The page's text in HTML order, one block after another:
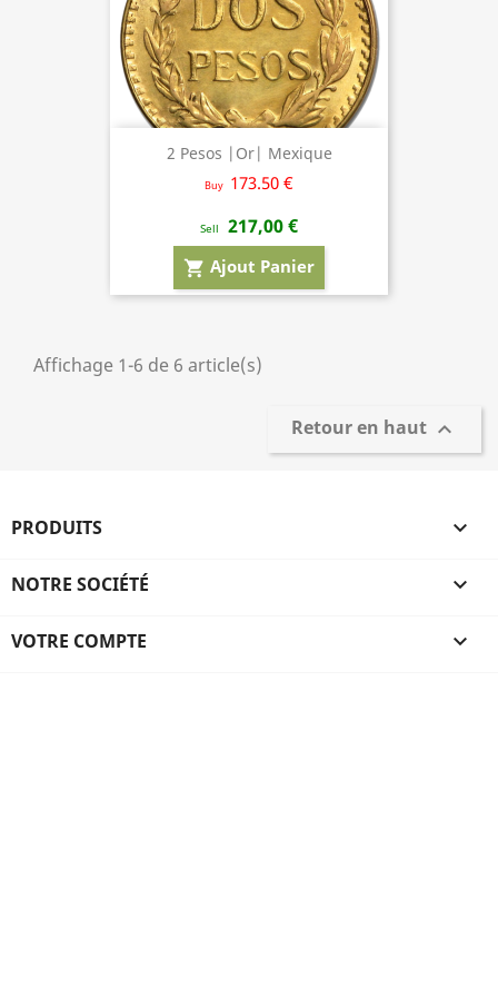
2 Pesos |Or| Mexique
Buy 173.50 €
Sell 217,00 €
shopping_cart Ajout Panier
Affichage 1-6 de 6 article(s)
Retour en haut 
PRODUITS 
NOTRE SOCIÉTÉ 
VOTRE COMPTE 